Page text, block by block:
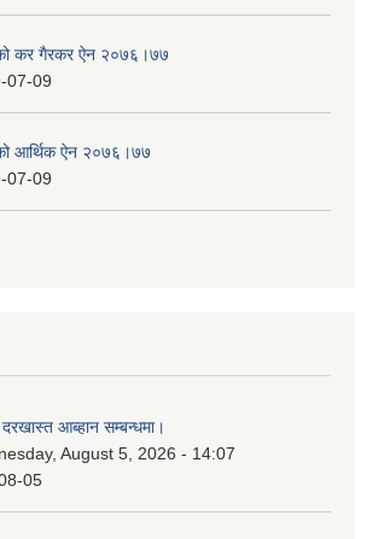
कर गैरकर ऐन २०७६।७७
07-09
आर्थिक ऐन २०७६।७७
07-09
आब्हान सम्बन्धमा।
August 5, 2026 - 14:07
05